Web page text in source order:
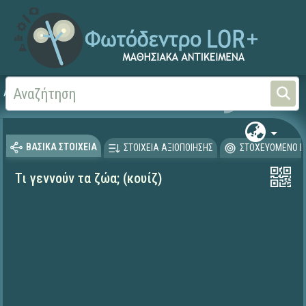
Αρχική Γεωγραφία-Γεωλογία
ΒΑΣΙΚΑ ΣΤΟΙΧΕΙΑ ΣΤΟΙΧΕΙΑ ΑΞΙΟΠΟΙΗΣΗΣ ΣΤΟΧΕΥΟΜΕΝΟ
Τι γεννούν τα ζώα; (κουίζ)